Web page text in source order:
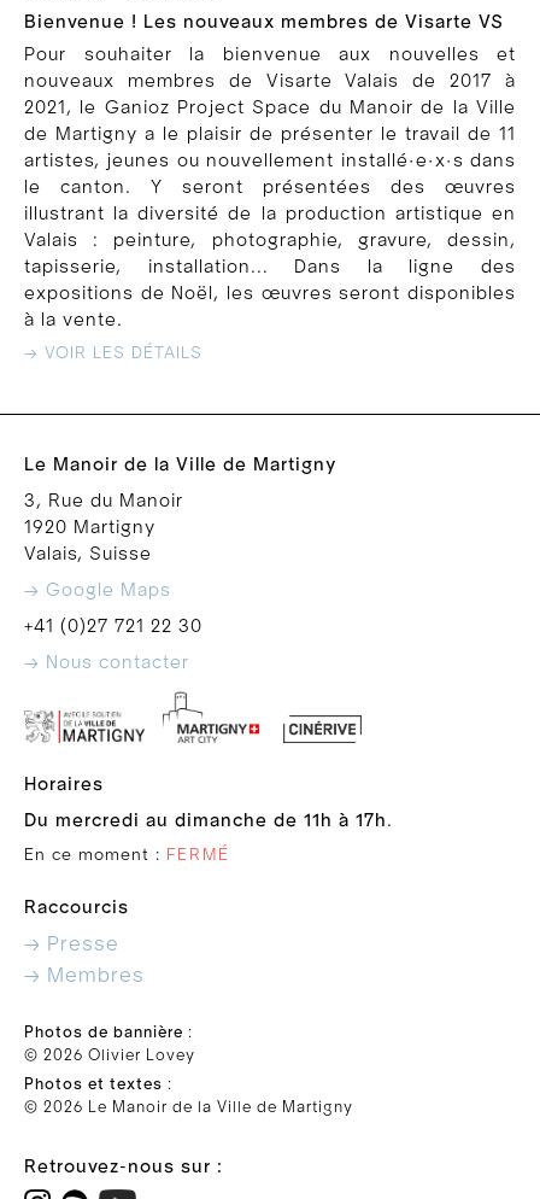
Bienvenue ! Les nouveaux membres de Visarte VS
Pour souhaiter la bienvenue aux nouvelles et
nouveaux membres de Visarte Valais de 2017 à
2021, le Ganioz Project Space du Manoir de la Ville
de Martigny a le plaisir de présenter le travail de 11
artistes, jeunes ou nouvellement installé·e·x·s dans
le canton. Y seront présentées des œuvres
illustrant la diversité de la production artistique en
Valais : peinture, photographie, gravure, dessin,
tapisserie, installation... Dans la ligne des
expositions de Noël, les œuvres seront disponibles
à la vente.
→ VOIR LES DÉTAILS
Le Manoir de la Ville de Martigny
3, Rue du Manoir
1920 Martigny
Valais, Suisse
→ Google Maps
+41 (0)27 721 22 30
→ Nous contacter
Horaires
Du mercredi au dimanche de 11h à 17h.
En ce moment : FERMÉ
Raccourcis
→ Presse
→ Membres
Photos de bannière :
© 2026 Olivier Lovey
Photos et textes :
© 2026 Le Manoir de la Ville de Martigny
Retrouvez-nous sur :